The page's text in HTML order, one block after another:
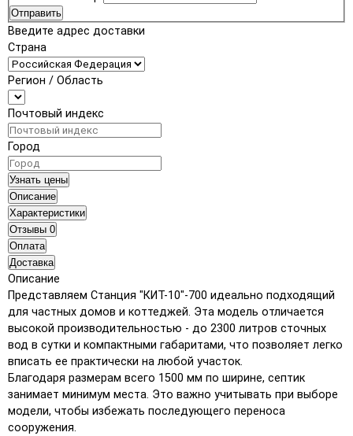
Отправить
Введите адрес доставки
Страна
Регион / Область
Почтовый индекс
Город
Узнать цены
Описание
Характеристики
Отзывы 0
Оплата
Доставка
Описание
Представляем Станция "КИТ-10"-700 идеально подходящий
для частных домов и коттеджей. Эта модель отличается
высокой производительностью - до 2300 литров сточных
вод в сутки и компактными габаритами, что позволяет легко
вписать ее практически на любой участок.
Благодаря размерам всего 1500 мм по ширине, септик
занимает минимум места. Это важно учитывать при выборе
модели, чтобы избежать последующего переноса
сооружения.